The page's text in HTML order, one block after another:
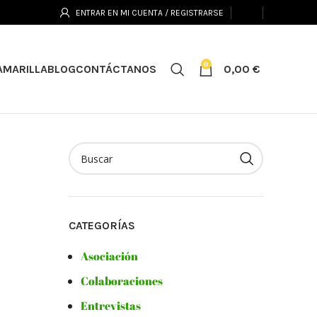
ENTRAR EN MI CUENTA / REGISTRARSE
BLOGCONTÁCTANOS 0 0,00 €
CATEGORÍAS
Asociación
Colaboraciones
Entrevistas